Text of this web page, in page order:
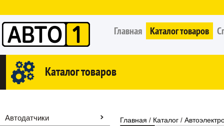
Главная Каталог товаров
Каталог товаров
Автодатчики
Главная / Каталог /